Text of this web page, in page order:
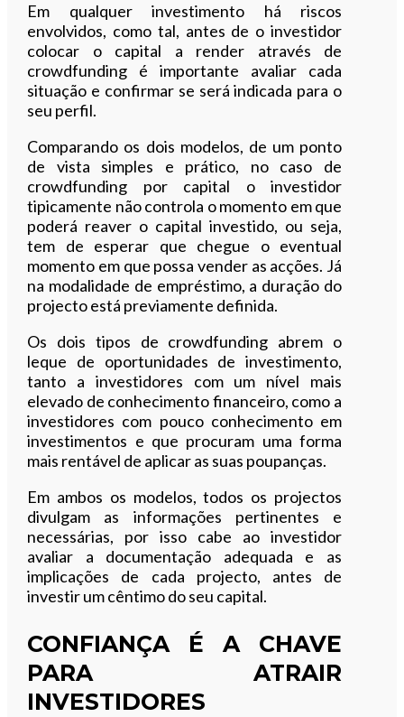
Em qualquer investimento há riscos
envolvidos, como tal, antes de o investidor
colocar o capital a render através de
crowdfunding é importante avaliar cada
situação e confirmar se será indicada para o
seu perfil.
Comparando os dois modelos, de um ponto
de vista simples e prático, no caso de
crowdfunding por capital o investidor
tipicamente não controla o momento em que
poderá reaver o capital investido, ou seja,
tem de esperar que chegue o eventual
momento em que possa vender as acções. Já
na modalidade de empréstimo, a duração do
projecto está previamente definida.
Os dois tipos de crowdfunding abrem o
leque de oportunidades de investimento,
tanto a investidores com um nível mais
elevado de conhecimento financeiro, como a
investidores com pouco conhecimento em
investimentos e que procuram uma forma
mais rentável de aplicar as suas poupanças.
Em ambos os modelos, todos os projectos
divulgam as informações pertinentes e
necessárias, por isso cabe ao investidor
avaliar a documentação adequada e as
implicações de cada projecto, antes de
investir um cêntimo do seu capital.
CONFIANÇA É A CHAVE
PARA ATRAIR
INVESTIDORES